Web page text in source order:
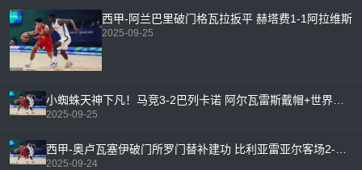
西甲-阿兰巴里破门格瓦拉扳平 赫塔费1-1阿拉维斯
2025-09-25
2025-09-25
2025-09-24